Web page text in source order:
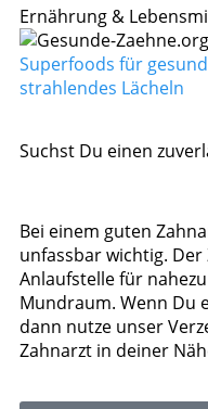
Ernährung &
Superfoods für
strahlendes Lächeln
Suchst Du einen
Bei einem guten
unfassbar wichtig.
Anlaufstelle für
Mundraum. Wenn Du
dann nutze unser
Zahnarzt in deiner